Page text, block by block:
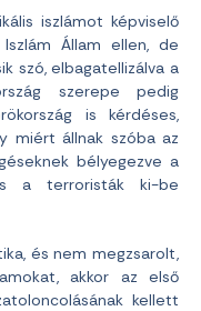
iszlámot képviselő
Állam ellen, de
szó, elbagatellizálva a
szerepe pedig
is kérdéses,
miért állnak szóba az
bélyegezve a
a terroristák ki-be
és nem megzsarolt,
akkor az első
kellett